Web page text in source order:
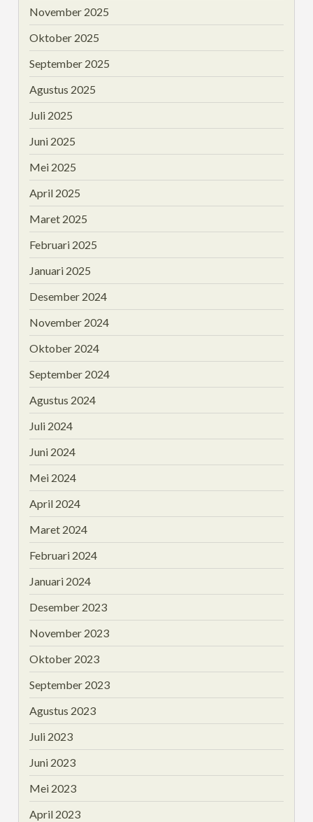
November 2025
Oktober 2025
September 2025
Agustus 2025
Juli 2025
Juni 2025
Mei 2025
April 2025
Maret 2025
Februari 2025
Januari 2025
Desember 2024
November 2024
Oktober 2024
September 2024
Agustus 2024
Juli 2024
Juni 2024
Mei 2024
April 2024
Maret 2024
Februari 2024
Januari 2024
Desember 2023
November 2023
Oktober 2023
September 2023
Agustus 2023
Juli 2023
Juni 2023
Mei 2023
April 2023